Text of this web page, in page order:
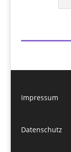
Impressum
Datenschutz